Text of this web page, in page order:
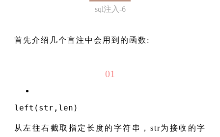
sql注入-6
首先介绍几个盲注中会用到的函数:
01
left (str,len)
从左往右截取指定长度的字符串，str为接收的字